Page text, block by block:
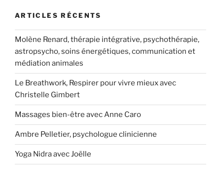
ARTICLES RÉCENTS
Molène Renard, thérapie intégrative, psychothérapie,
astropsycho, soins énergétiques, communication et
médiation animales
Le Breathwork, Respirer pour vivre mieux avec
Christelle Gimbert
Massages bien-être avec Anne Caro
Ambre Pelletier, psychologue clinicienne
Yoga Nidra avec Joëlle